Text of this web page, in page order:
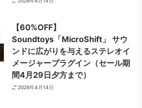
【60%OFF】
Soundtoys「MicroShift」 サウ
ンドに広がりを与えるステレオイ
メージャープラグイン（セール期
間4月29日夕方まで）
2026年4月14日